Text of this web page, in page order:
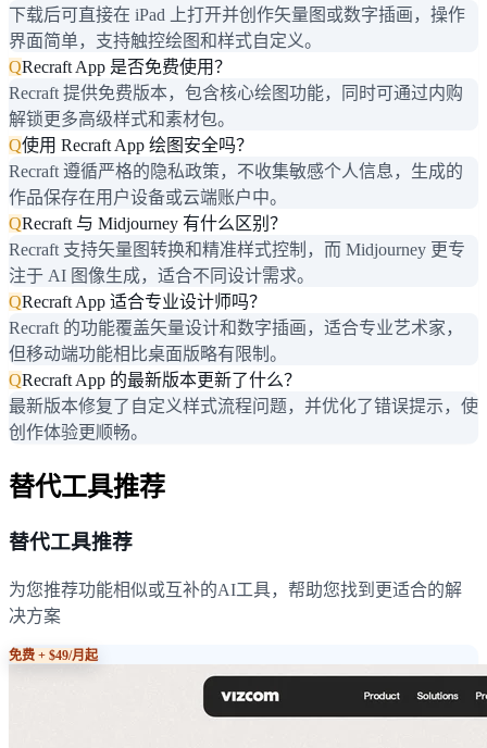
下载后可直接在 iPad 上打开并创作矢量图或数字插画，操作
界面简单，支持触控绘图和样式自定义。
QRecraft App 是否免费使用？
Recraft 提供免费版本，包含核心绘图功能，同时可通过内购
解锁更多高级样式和素材包。
Q使用 Recraft App 绘图安全吗？
Recraft 遵循严格的隐私政策，不收集敏感个人信息，生成的
作品保存在用户设备或云端账户中。
QRecraft 与 Midjourney 有什么区别？
Recraft 支持矢量图转换和精准样式控制，而 Midjourney 更专
注于 AI 图像生成，适合不同设计需求。
QRecraft App 适合专业设计师吗？
Recraft 的功能覆盖矢量设计和数字插画，适合专业艺术家，
但移动端功能相比桌面版略有限制。
QRecraft App 的最新版本更新了什么？
最新版本修复了自定义样式流程问题，并优化了错误提示，使
创作体验更顺畅。
替代工具推荐
替代工具推荐
为您推荐功能相似或互补的AI工具，帮助您找到更适合的解
决方案
免费 + $49/月起